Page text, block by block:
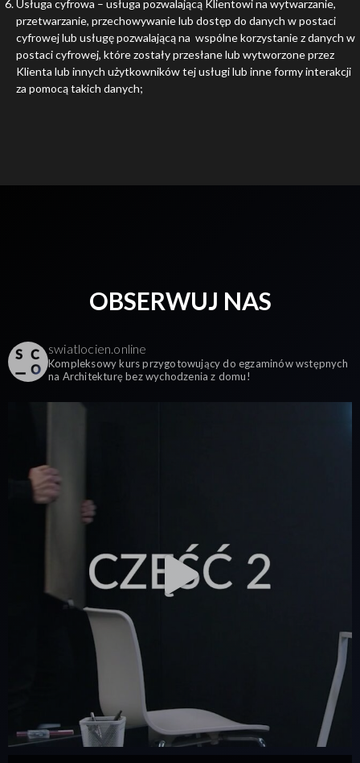
Usługa cyfrowa – usługa pozwalającą Klientowi na wytwarzanie,
przetwarzanie, przechowywanie lub dostęp do danych w postaci
cyfrowej lub usługę pozwalającą na wspólne korzystanie z danych w
postaci cyfrowej, które zostały przesłane lub wytworzone przez
Klienta lub innych użytkowników tej usługi lub inne formy interakcji
za pomocą takich danych;
OBSERWUJ NAS
swiatlocien.online
Kompleksowy kurs przygotowujący do egzaminów wstępnych
na Architekturę bez wychodzenia z domu!